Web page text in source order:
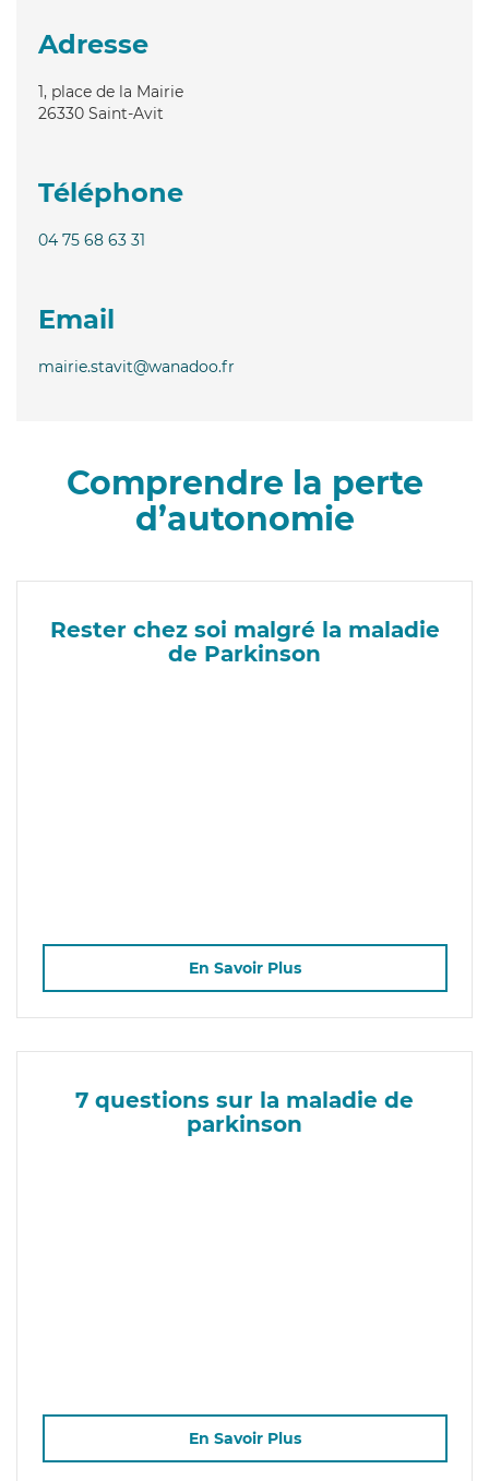
Adresse
1, place de la Mairie
26330 Saint-Avit
Téléphone
04 75 68 63 31
Email
mairie.stavit@wanadoo.fr
Comprendre la perte
d’autonomie
Rester chez soi malgré la maladie
de Parkinson
En Savoir Plus
7 questions sur la maladie de
parkinson
En Savoir Plus